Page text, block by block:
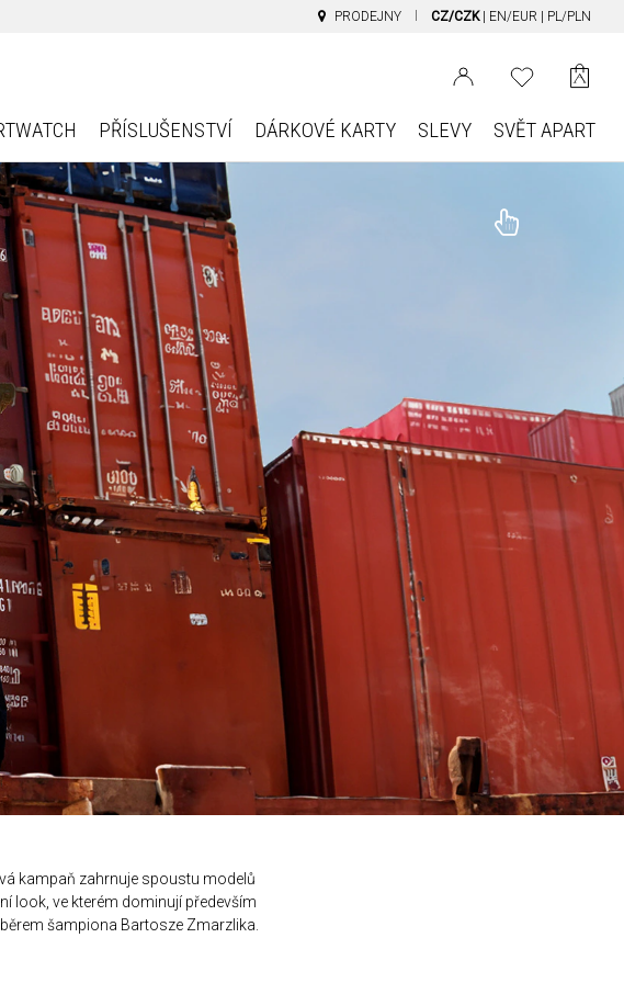
PRODEJNY CZ/CZK EN/EUR PL/PLN
PŘÍSLUŠENSTVÍ DÁRKOVÉ KARTY SLEVY SVĚT APART
kampaň zahrnuje spoustu modelů
look, ve kterém dominují především
šampiona Bartosze Zmarzlika.